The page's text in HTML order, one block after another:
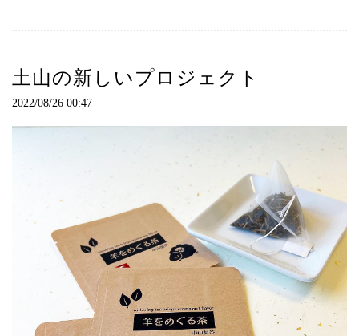
土山の新しいプロジェクト
2022/08/26 00:47